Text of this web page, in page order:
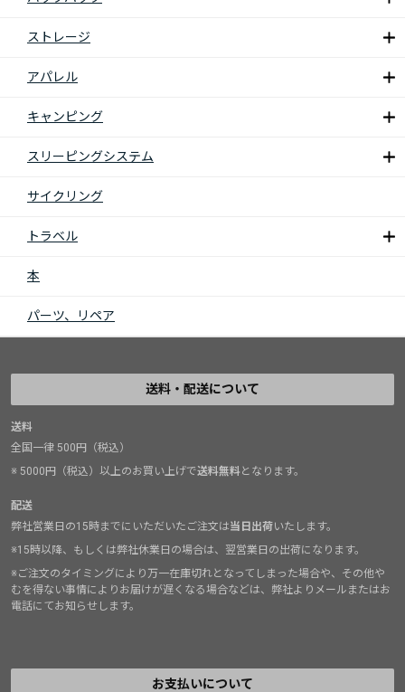
ストレージ
アパレル
キャンピング
スリーピングシステム
サイクリング
トラベル
本
パーツ、リペア
送料・配送について
送料
全国一律 500円（税込）
※ 5000円（税込）以上のお買い上げで送料無料となります。
配送
弊社営業日の15時までにいただいたご注文は当日出荷いたします。
※15時以降、もしくは弊社休業日の場合は、翌営業日の出荷になります。
※ご注文のタイミングにより万一在庫切れとなってしまった場合や、その他や
むを得ない事情によりお届けが遅くなる場合などは、弊社よりメールまたはお
電話にてお知らせします。
お支払いについて